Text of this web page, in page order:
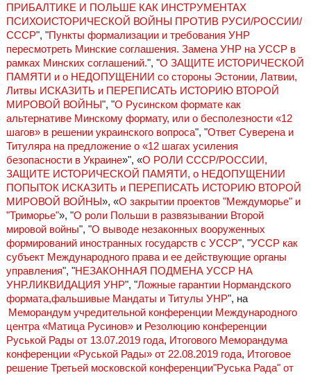
ПРИБАЛТИКЕ И ПОЛЬШЕ КАК ИНСТРУМЕНТАХ
ПСИХОИСТОРИЧЕСКОЙ ВОЙНЫ ПРОТИВ РУСИ/РОССИИ/
СССР", "Пункты формализации и требования УНР
пересмотреть Минские соглашения. Замена УНР на УССР в
рамках Минских соглашений.", "О ЗАЩИТЕ ИСТОРИЧЕСКОЙ
ПАМЯТИ и о НЕДОПУЩЕНИИ со стороны Эстонии, Латвии,
Литвы ИСКАЗИТЬ и ПЕРЕПИСАТЬ ИСТОРИЮ ВТОРОЙ
МИРОВОЙ ВОЙНЫ", "О Русинском формате как
альтернативе Минскому формату, или о бесполезности «12
шагов» в решении украинского вопроса", "Ответ Суверена и
Титуляра на предложение о «12 шагах усиления
безопасности в Украине»", «О РОЛИ СССР/РОССИИ,
ЗАЩИТЕ ИСТОРИЧЕСКОЙ ПАМЯТИ, о НЕДОПУЩЕНИИ
ПОПЫТОК ИСКАЗИТЬ и ПЕРЕПИСАТЬ ИСТОРИЮ ВТОРОЙ
МИРОВОЙ ВОЙНЫ», «О закрытии проектов "Междуморье" и
"Триморье"», "О роли Польши в развязывании Второй
мировой войны", "О выводе незаконных вооруженных
формирований иностранных государств с УССР", "УССР как
субъект Международного права и ее действующие органы
управления", "НЕЗАКОННАЯ ПОДМЕНА УССР НА
УНР.ЛИКВИДАЦИЯ УНР", "Ложные гарантии Нормандского
формата,фальшивые Мандаты и Титулы УНР", на
Меморандум учредительной конференции Международного
центра «Матица Русинов»и Резолюцию конференции
Руськой Рады от 13.07.2019 года, Итогового Меморандума
конференции «Руськой Рады» от 22.08.2019 года, Итоговое
решение Третьей московской конференции"Руська Рада" от